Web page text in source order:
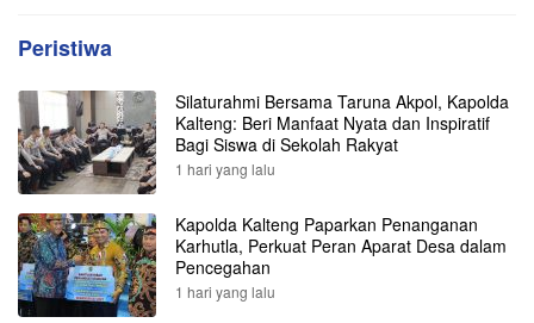
Peristiwa
Silaturahmi Bersama Taruna Akpol, Kapolda
Kalteng: Beri Manfaat Nyata dan Inspiratif
Bagi Siswa di Sekolah Rakyat
1 hari yang lalu
Kapolda Kalteng Paparkan Penanganan
Karhutla, Perkuat Peran Aparat Desa dalam
Pencegahan
1 hari yang lalu